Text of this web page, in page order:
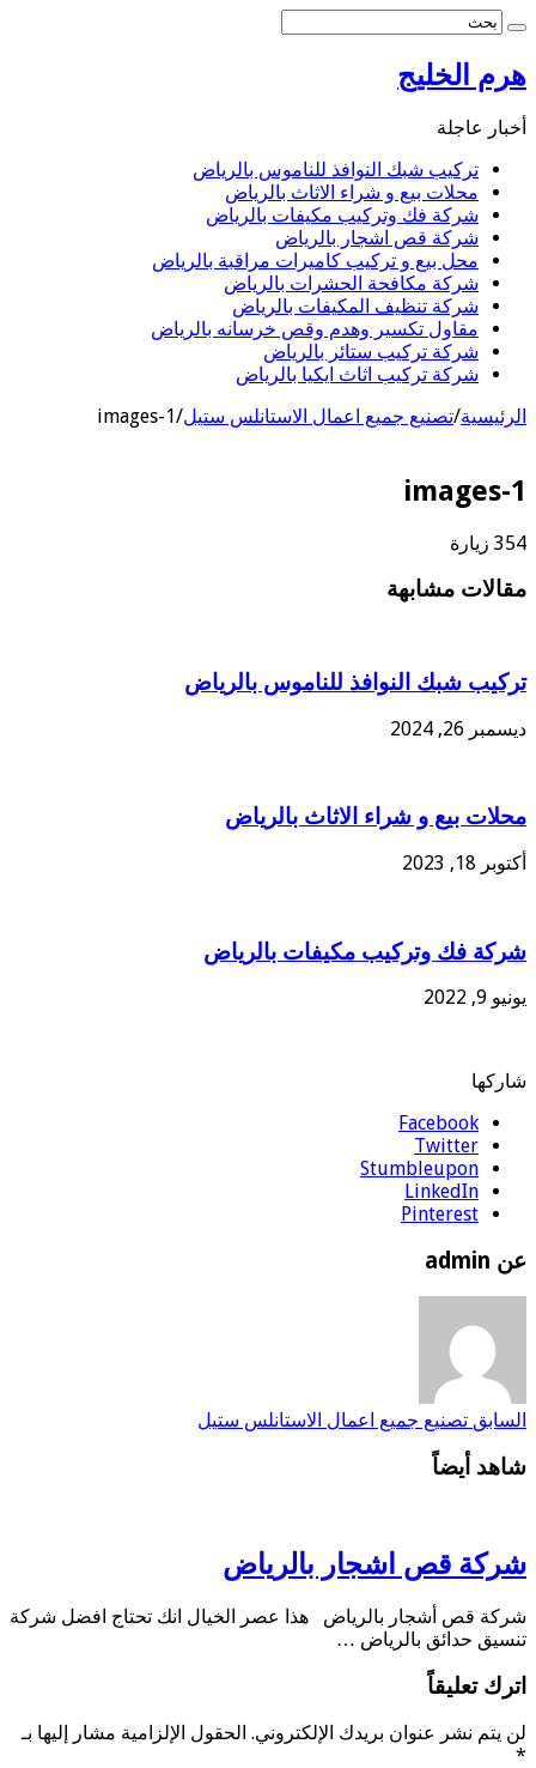
هرم الخليج
أخبار عاجلة
تركيب شبك النوافذ للناموس بالرياض
محلات بيع و شراء الاثاث بالرياض
شركة فك وتركيب مكيفات بالرياض
شركة قص اشجار بالرياض
محل بيع و تركيب كاميرات مراقبة بالرياض
شركة مكافحة الحشرات بالرياض
شركة تنظيف المكيفات بالرياض
مقاول تكسير وهدم وقص خرسانه بالرياض
شركة تركيب ستائر بالرياض
شركة تركيب اثاث ايكيا بالرياض
الرئيسية/تصنيع جميع اعمال الاستانلس ستيل/
images-1
images-1
354 زيارة
مقالات مشابهة
تركيب شبك النوافذ للناموس بالرياض
ديسمبر 26, 2024
محلات بيع و شراء الاثاث بالرياض
أكتوبر 18, 2023
شركة فك وتركيب مكيفات بالرياض
يونيو 9, 2022
شاركها
Facebook
Twitter
Stumbleupon
LinkedIn
Pinterest
عن admin
السابق تصنيع جميع اعمال الاستانلس ستيل
شاهد أيضاً
شركة قص اشجار بالرياض
شركة قص أشجار بالرياض هذا عصر الخيال انك تحتاج افضل شركة
تنسيق حدائق بالرياض …
اترك تعليقاً
لن يتم نشر عنوان بريدك الإلكتروني. الحقول الإلزامية مشار إليها بـ
*